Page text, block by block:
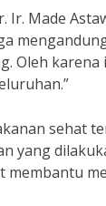
Ir. Made
Oleh
sehat
yang
membantu